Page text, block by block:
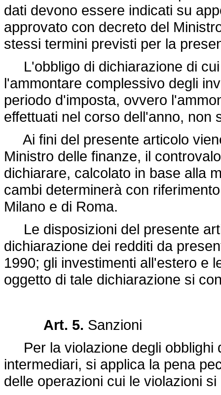
dati devono essere indicati su
approvato con decreto del
stessi termini previsti per la
L'obbligo di dichiarazione di
l'ammontare complessivo degli
periodo d'imposta, ovvero
effettuati nel corso dell'anno, non
Ai fini del presente articolo
Ministro delle finanze, il
dichiarare, calcolato in base alla
cambi determinerà con
Milano e di Roma.
Le disposizioni del presente
dichiarazione dei redditi da
1990; gli investimenti all'estero e
oggetto di tale dichiarazione si
Art. 5. Sanzioni
Per la violazione degli obblighi
intermediari, si applica la pena
delle operazioni cui le violazioni